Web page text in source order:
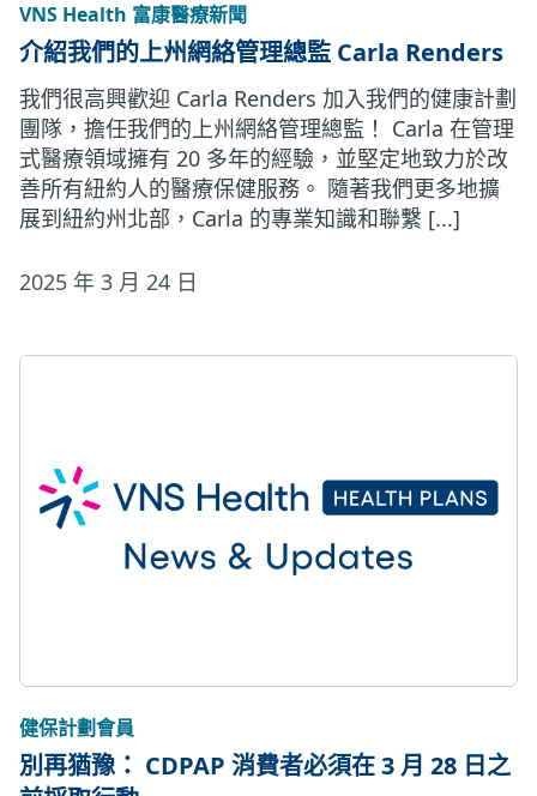
VNS Health 富康醫療新聞
介紹我們的上州網絡管理總監 Carla Renders
我們很高興歡迎 Carla Renders 加入我們的健康計劃
團隊，擔任我們的上州網絡管理總監！ Carla 在管理
式醫療領域擁有 20 多年的經驗，並堅定地致力於改
善所有紐約人的醫療保健服務。 隨著我們更多地擴
展到紐約州北部，Carla 的專業知識和聯繫 [...]
2025 年 3 月 24 日
健保計劃會員
別再猶豫： CDPAP 消費者必須在 3 月 28 日之